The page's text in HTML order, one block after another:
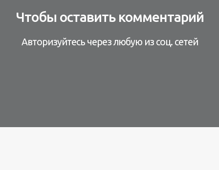
Чтобы оставить комментарий
Авторизуйтесь через любую из соц. сетей